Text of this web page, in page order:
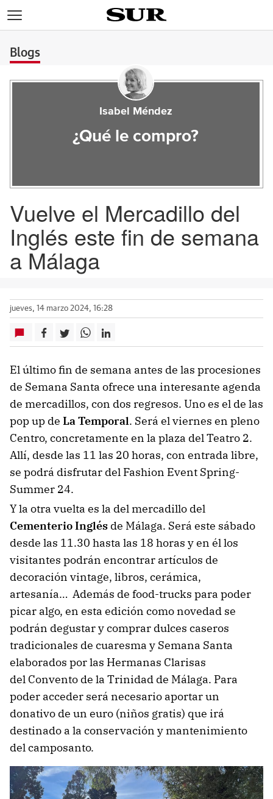
Blogs
Isabel Méndez
¿Qué le compro?
Vuelve el Mercadillo del
Inglés este fin de semana
a Málaga
jueves, 14 marzo 2024, 16:28
El último fin de semana antes de las procesiones
de Semana Santa ofrece una interesante agenda
de mercadillos, con dos regresos. Uno es el de las
pop up de La Temporal. Será el viernes en pleno
Centro, concretamente en la plaza del Teatro 2.
Allí, desde las 11 las 20 horas, con entrada libre,
se podrá disfrutar del Fashion Event Spring-
Summer 24.
Y la otra vuelta es la del mercadillo del
Cementerio Inglés de Málaga. Será este sábado
desde las 11.30 hasta las 18 horas y en él los
visitantes podrán encontrar artículos de
decoración vintage, libros, cerámica,
artesanía… Además de food-trucks para poder
picar algo, en esta edición como novedad se
podrán degustar y comprar dulces caseros
tradicionales de cuaresma y Semana Santa
elaborados por las Hermanas Clarisas
del Convento de la Trinidad de Málaga. Para
poder acceder será necesario aportar un
donativo de un euro (niños gratis) que irá
destinado a la conservación y mantenimiento
del camposanto.